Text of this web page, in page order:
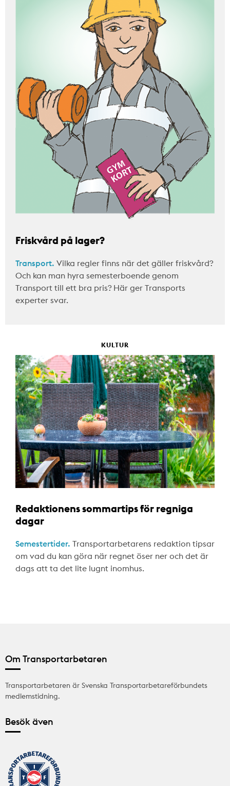
Friskvård på lager?
Transport. Vilka regler finns när det gäller friskvård?
Och kan man hyra semesterboende genom
Transport till ett bra pris? Här ger Transports
experter svar.
KULTUR
Redaktionens sommartips för regniga
dagar
Semestertider. Transportarbetarens redaktion tipsar
om vad du kan göra när regnet öser ner och det är
dags att ta det lite lugnt inomhus.
Om Transportarbetaren
Transportarbetaren är Svenska Transportarbetareförbundets
medlemstidning.
Besök även